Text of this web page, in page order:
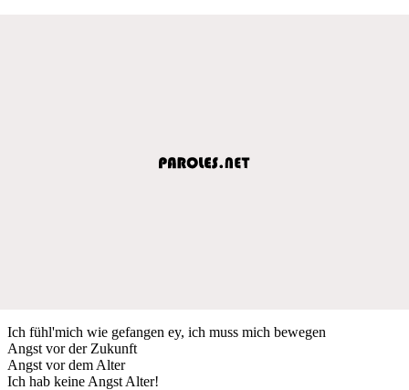
Ich fühl'mich wie gefangen ey, ich muss mich bewegen
Angst vor der Zukunft
Angst vor dem Alter
Ich hab keine Angst Alter!